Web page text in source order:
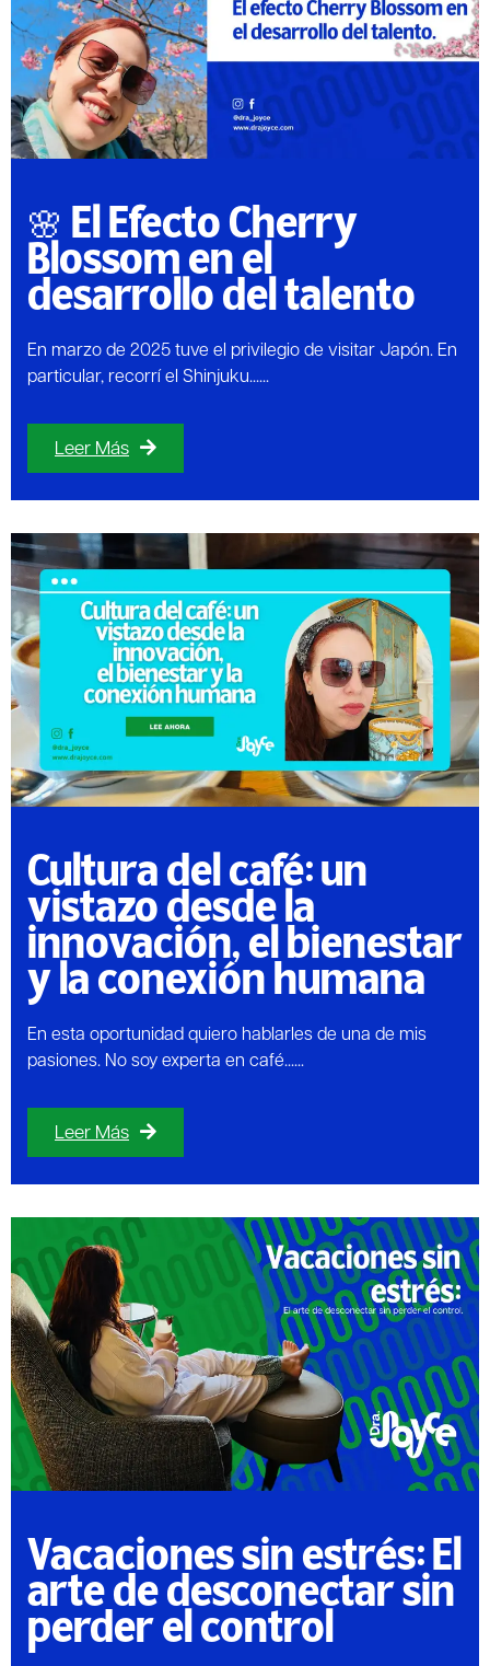
🌸 El Efecto Cherry
Blossom en el
desarrollo del talento
En marzo de 2025 tuve el privilegio de visitar Japón. En
particular, recorrí el Shinjuku......
Leer Más
Cultura del café: un
vistazo desde la
innovación, el bienestar
y la conexión humana
En esta oportunidad quiero hablarles de una de mis
pasiones. No soy experta en café......
Leer Más
Vacaciones sin estrés: El
arte de desconectar sin
perder el control